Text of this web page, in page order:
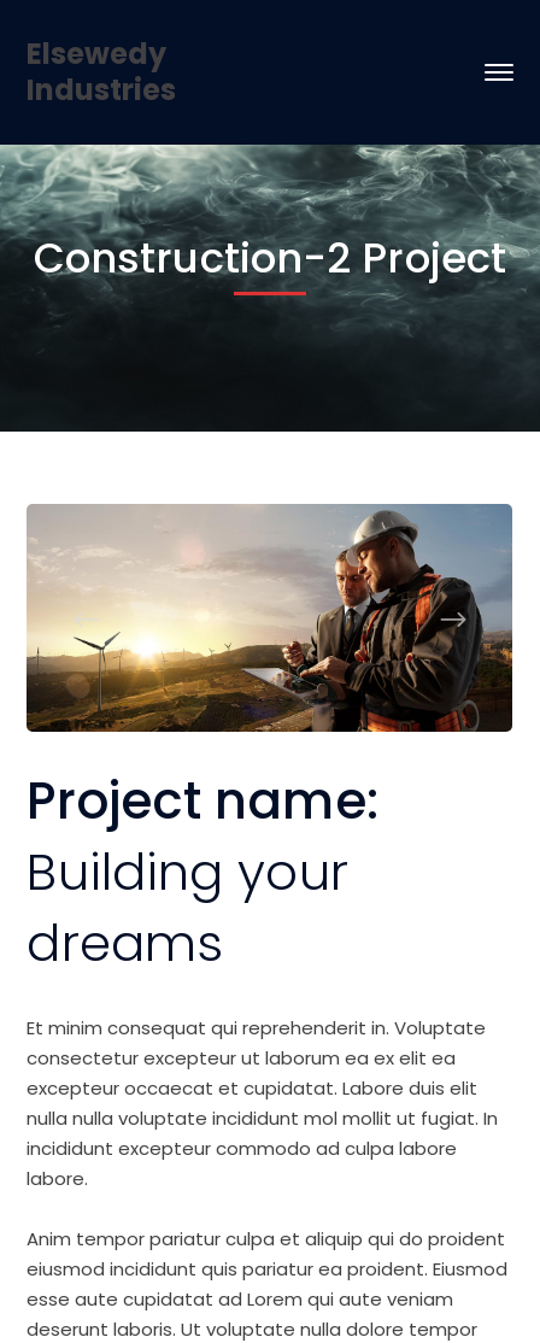
Elsewedy
Industries
Construction-2 Project
Project name:
Building your
dreams
Et minim consequat qui reprehenderit in. Voluptate
consectetur excepteur ut laborum ea ex elit ea
excepteur occaecat et cupidatat. Labore duis elit
nulla nulla voluptate incididunt mol mollit ut fugiat. In
incididunt excepteur commodo ad culpa labore
labore.
Anim tempor pariatur culpa et aliquip qui do proident
eiusmod incididunt quis pariatur ea proident. Eiusmod
esse aute cupidatat ad Lorem qui aute veniam
deserunt laboris. Ut voluptate nulla dolore tempor